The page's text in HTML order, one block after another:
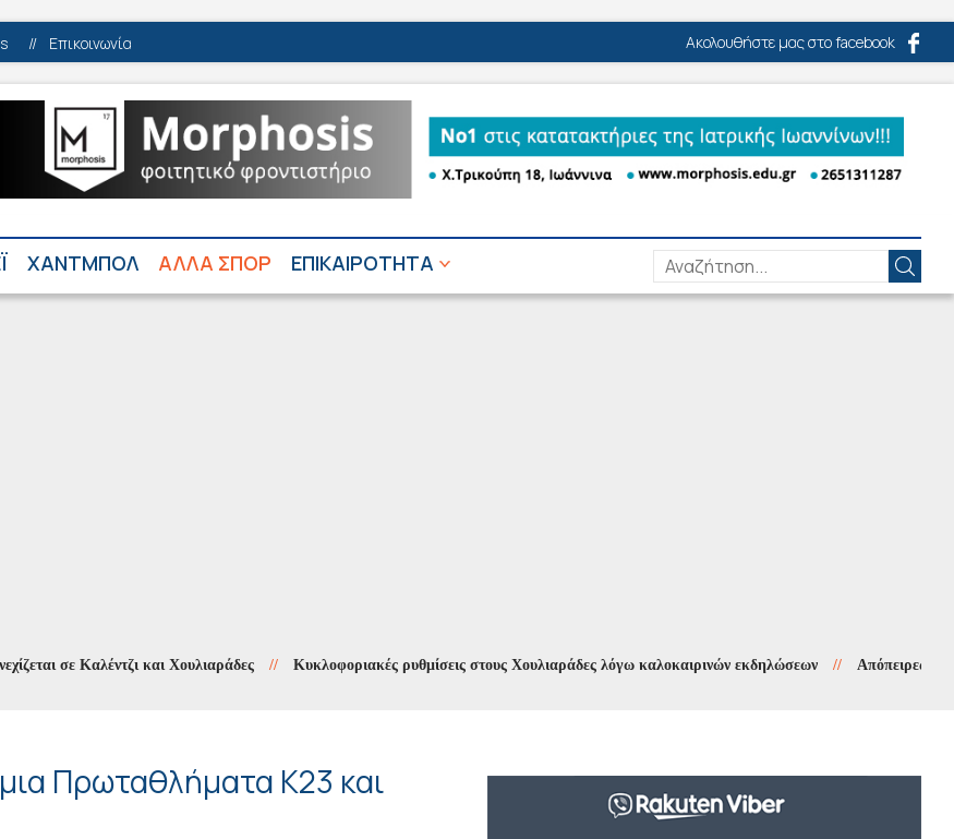
// Επικοινωνία Ακολουθήστε μας στο facebook
ΧΑΝΤΜΠΟΛ ΑΛΛΑ ΣΠΟΡ ΕΠΙΚΑΙΡΟΤΗΤΑ
σε Καλέντζι και Χουλιαράδες // Κυκλοφοριακές ρυθμίσεις στους Χουλιαράδες λόγω καλοκαιρινών εκδηλώσεων // Απόπειρες
Πρωταθλήματα Κ23 και